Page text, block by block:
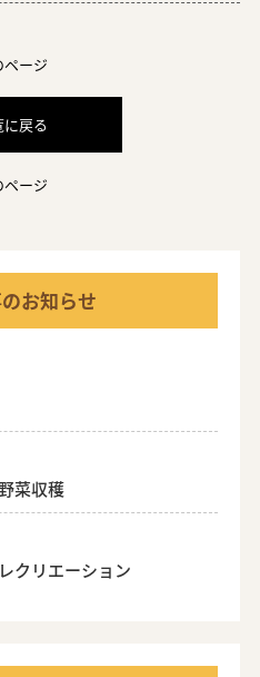
ページ
戻る
ページ
お知らせ
菜収穫
クリエーション